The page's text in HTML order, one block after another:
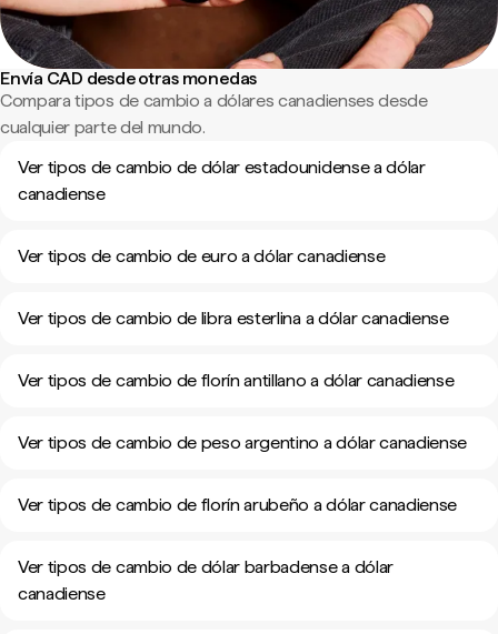
Envía CAD desde otras monedas
Compara tipos de cambio a dólares canadienses desde
cualquier parte del mundo.
Ver tipos de cambio de dólar estadounidense a dólar
canadiense
Ver tipos de cambio de euro a dólar canadiense
Ver tipos de cambio de libra esterlina a dólar canadiense
Ver tipos de cambio de florín antillano a dólar canadiense
Ver tipos de cambio de peso argentino a dólar canadiense
Ver tipos de cambio de florín arubeño a dólar canadiense
Ver tipos de cambio de dólar barbadense a dólar
canadiense